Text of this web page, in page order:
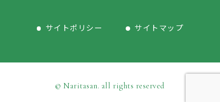
サイトポリシー サイトマップ
© Naritasan. all rights reserved